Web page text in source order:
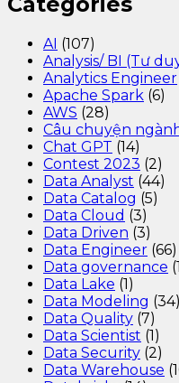
AI (107)
Analysis/ BI (Tư
Analytics Engineer
Apache Spark (6)
AWS (28)
Câu chuyện
Chat GPT (14)
Contest 2023 (2)
Data Analyst (44)
Data Catalog (5)
Data Cloud (3)
Data Driven (3)
Data Engineer (66)
Data governance
Data Lake (1)
Data Modeling (34)
Data Quality (7)
Data Scientist (1)
Data Security (2)
Data Warehouse